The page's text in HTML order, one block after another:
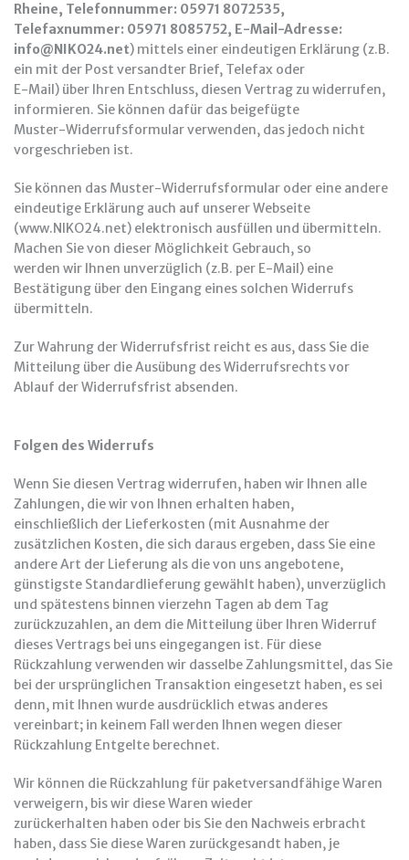
Rheine, Telefonnummer: 05971 8072535,
Telefaxnummer: 05971 8085752, E-Mail-Adresse:
info@NIKO24.net) mittels einer eindeutigen Erklärung (z.B.
ein mit der Post versandter Brief, Telefax oder
E-Mail) über Ihren Entschluss, diesen Vertrag zu widerrufen,
informieren. Sie können dafür das beigefügte
Muster-Widerrufsformular verwenden, das jedoch nicht
vorgeschrieben ist.
Sie können das Muster-Widerrufsformular oder eine andere
eindeutige Erklärung auch auf unserer Webseite
(www.NIKO24.net) elektronisch ausfüllen und übermitteln.
Machen Sie von dieser Möglichkeit Gebrauch, so
werden wir Ihnen unverzüglich (z.B. per E-Mail) eine
Bestätigung über den Eingang eines solchen Widerrufs
übermitteln.
Zur Wahrung der Widerrufsfrist reicht es aus, dass Sie die
Mitteilung über die Ausübung des Widerrufsrechts vor
Ablauf der Widerrufsfrist absenden.
Folgen des Widerrufs
Wenn Sie diesen Vertrag widerrufen, haben wir Ihnen alle
Zahlungen, die wir von Ihnen erhalten haben,
einschließlich der Lieferkosten (mit Ausnahme der
zusätzlichen Kosten, die sich daraus ergeben, dass Sie eine
andere Art der Lieferung als die von uns angebotene,
günstigste Standardlieferung gewählt haben), unverzüglich
und spätestens binnen vierzehn Tagen ab dem Tag
zurückzuzahlen, an dem die Mitteilung über Ihren Widerruf
dieses Vertrags bei uns eingegangen ist. Für diese
Rückzahlung verwenden wir dasselbe Zahlungsmittel, das Sie
bei der ursprünglichen Transaktion eingesetzt haben, es sei
denn, mit Ihnen wurde ausdrücklich etwas anderes
vereinbart; in keinem Fall werden Ihnen wegen dieser
Rückzahlung Entgelte berechnet.
Wir können die Rückzahlung für paketversandfähige Waren
verweigern, bis wir diese Waren wieder
zurückerhalten haben oder bis Sie den Nachweis erbracht
haben, dass Sie diese Waren zurückgesandt haben, je